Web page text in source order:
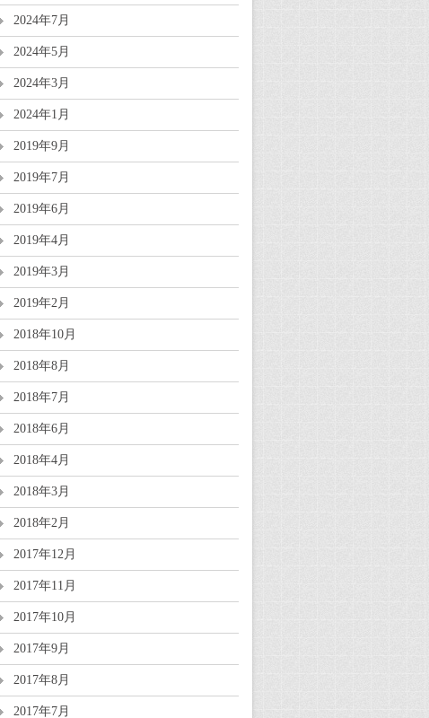
2024年7月
2024年5月
2024年3月
2024年1月
2019年9月
2019年7月
2019年6月
2019年4月
2019年3月
2019年2月
2018年10月
2018年8月
2018年7月
2018年6月
2018年4月
2018年3月
2018年2月
2017年12月
2017年11月
2017年10月
2017年9月
2017年8月
2017年7月